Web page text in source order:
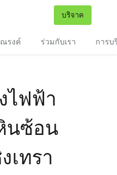
บริจาค
รงค์ ร่วมกับเรา การบ
ไฟฟ้า
นซ้อน
เทรา